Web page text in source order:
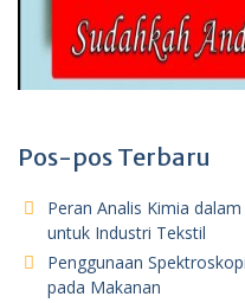
Pos-pos Terbaru
Peran Analis Kimia
untuk Industri Tekstil
Penggunaan
pada Makanan